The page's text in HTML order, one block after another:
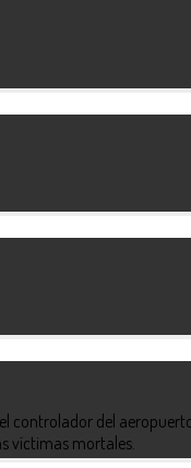
del
víctimas mortales.